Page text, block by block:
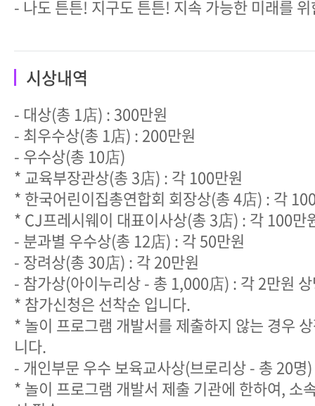
- 나도 튼튼! 지구도 튼튼! 지속 가능한 미래를
시상내역
- 대상(총 1店) : 300만원
- 최우수상(총 1店) : 200만원
- 우수상(총 10店)
* 교육부장관상(총 3店) : 각 100만원
* 한국어린이집총연합회 회장상(총 4店) : 각
* CJ프레시웨이 대표이사상(총 3店) : 각 100만
- 분과별 우수상(총 12店) : 각 50만원
- 장려상(총 30店) : 각 20만원
- 참가상(아이누리상 - 총 1,000店) : 각 2만원
* 참가신청은 선착순 입니다.
* 놀이 프로그램 개발서를 제출하지 않는 경우
니다.
- 개인부문 우수 보육교사상(브로리상 - 총 20명
* 놀이 프로그램 개발서 제출 기관에 한하여, 소